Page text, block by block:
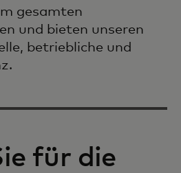
gesamten
und bieten unseren
betriebliche und
für die